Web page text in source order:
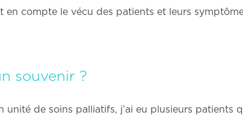
en compte le vécu des patients et leurs
souvenir ?
unité de soins palliatifs, j’ai eu plusieurs patients